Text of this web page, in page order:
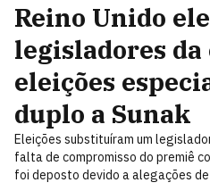
Reino Unido
legisladores da
eleições
duplo a Sunak
Eleições substituíram um
falta de compromisso do premiê
foi deposto devido a alegações